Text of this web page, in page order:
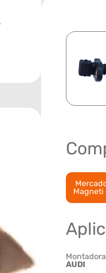
Magneti
Montadora
AUDI